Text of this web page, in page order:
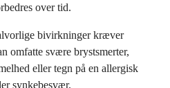
over tid.
bivirkninger kræver
omfatte svære brystsmerter,
eller tegn på en allergisk
synkebesvær.